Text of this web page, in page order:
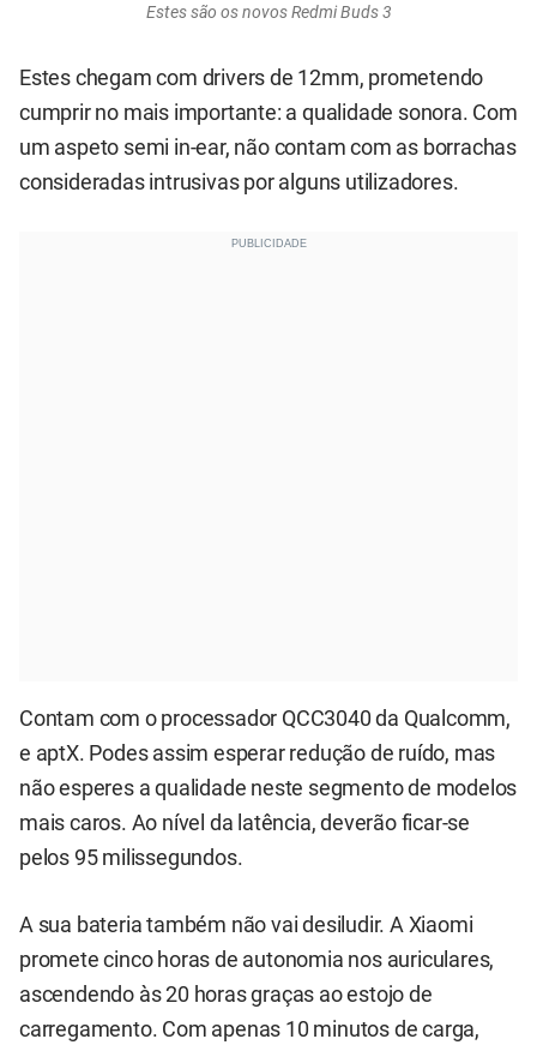
Estes são os novos Redmi Buds 3
Estes chegam com drivers de 12mm, prometendo
cumprir no mais importante: a qualidade sonora. Com
um aspeto semi in-ear, não contam com as borrachas
consideradas intrusivas por alguns utilizadores.
Contam com o processador QCC3040 da Qualcomm,
e aptX. Podes assim esperar redução de ruído, mas
não esperes a qualidade neste segmento de modelos
mais caros. Ao nível da latência, deverão ficar-se
pelos 95 milissegundos.
A sua bateria também não vai desiludir. A Xiaomi
promete cinco horas de autonomia nos auriculares,
ascendendo às 20 horas graças ao estojo de
carregamento. Com apenas 10 minutos de carga,